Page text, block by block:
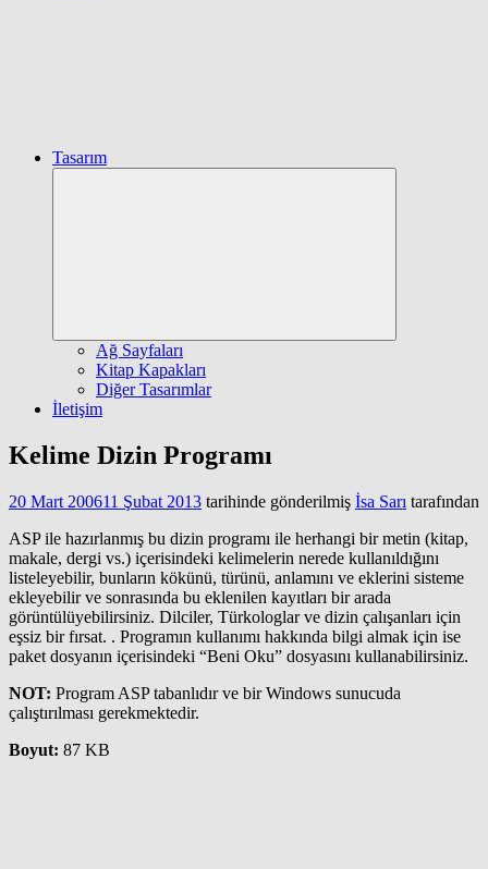
Tasarım
Ağ Sayfaları
Kitap Kapakları
Diğer Tasarımlar
İletişim
Kelime Dizin Programı
20 Mart 200611 Şubat 2013 tarihinde gönderilmiş İsa Sarı tarafından
ASP ile hazırlanmış bu dizin programı ile herhangi bir metin (kitap,
makale, dergi vs.) içerisindeki kelimelerin nerede kullanıldığını
listeleyebilir, bunların kökünü, türünü, anlamını ve eklerini sisteme
ekleyebilir ve sonrasında bu eklenilen kayıtları bir arada
görüntülüyebilirsiniz. Dilciler, Türkologlar ve dizin çalışanları için
eşsiz bir fırsat. . Programın kullanımı hakkında bilgi almak için ise
paket dosyanın içerisindeki “Beni Oku” dosyasını kullanabilirsiniz.
NOT: Program ASP tabanlıdır ve bir Windows sunucuda
çalıştırılması gerekmektedir.
Boyut: 87 KB